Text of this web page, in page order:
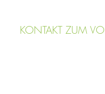
KONTAKT ZUM